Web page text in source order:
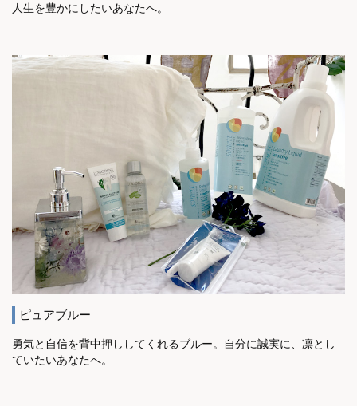
人生を豊かにしたいあなたへ。
ピュアブルー
勇気と自信を背中押ししてくれるブルー。自分に誠実に、凛とし
ていたいあなたへ。